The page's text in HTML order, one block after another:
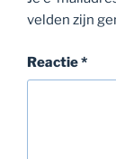
velden zijn
Reactie*